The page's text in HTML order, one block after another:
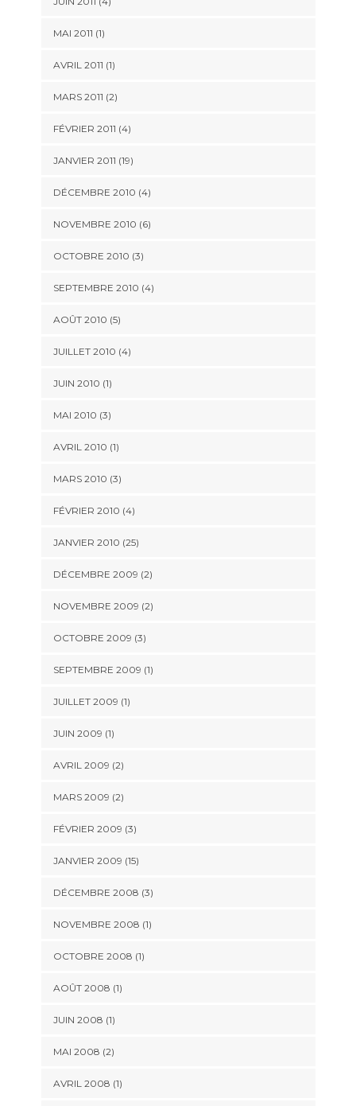
MAI 2011 (1)
AVRIL 2011 (1)
MARS 2011 (2)
FÉVRIER 2011 (4)
JANVIER 2011 (19)
DÉCEMBRE 2010 (4)
NOVEMBRE 2010 (6)
OCTOBRE 2010 (3)
SEPTEMBRE 2010 (4)
AOÛT 2010 (5)
JUILLET 2010 (4)
JUIN 2010 (1)
MAI 2010 (3)
AVRIL 2010 (1)
MARS 2010 (3)
FÉVRIER 2010 (4)
JANVIER 2010 (25)
DÉCEMBRE 2009 (2)
NOVEMBRE 2009 (2)
OCTOBRE 2009 (3)
SEPTEMBRE 2009 (1)
JUILLET 2009 (1)
JUIN 2009 (1)
AVRIL 2009 (2)
MARS 2009 (2)
FÉVRIER 2009 (3)
JANVIER 2009 (15)
DÉCEMBRE 2008 (3)
NOVEMBRE 2008 (1)
OCTOBRE 2008 (1)
AOÛT 2008 (1)
JUIN 2008 (1)
MAI 2008 (2)
AVRIL 2008 (1)